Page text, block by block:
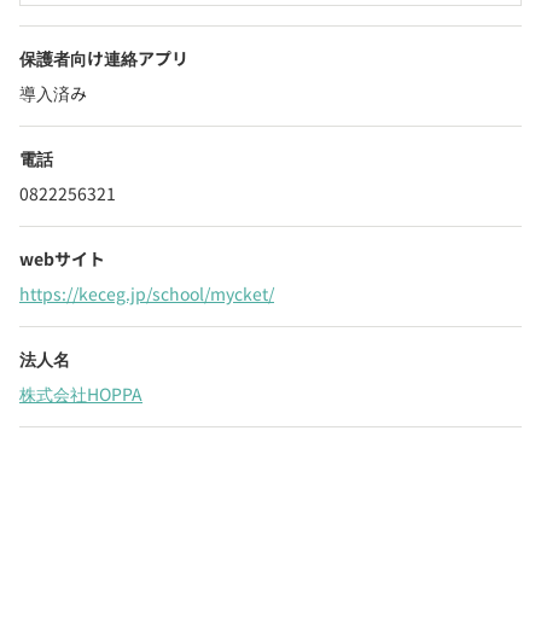
保護者向け連絡アプリ
導入済み
電話
0822256321
webサイト
https://keceg.jp/school/mycket/
法人名
株式会社HOPPA